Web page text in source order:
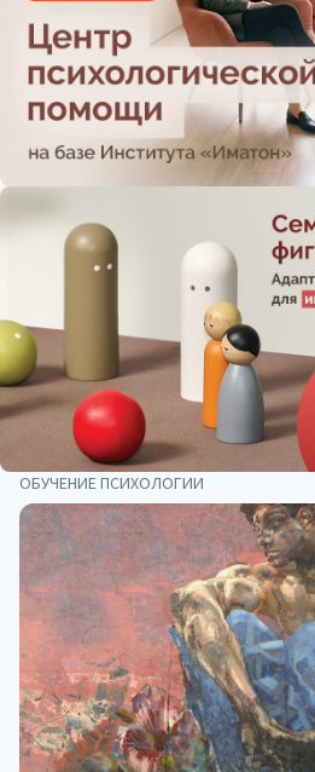
ОБУЧЕНИЕ ПСИХОЛОГИИ